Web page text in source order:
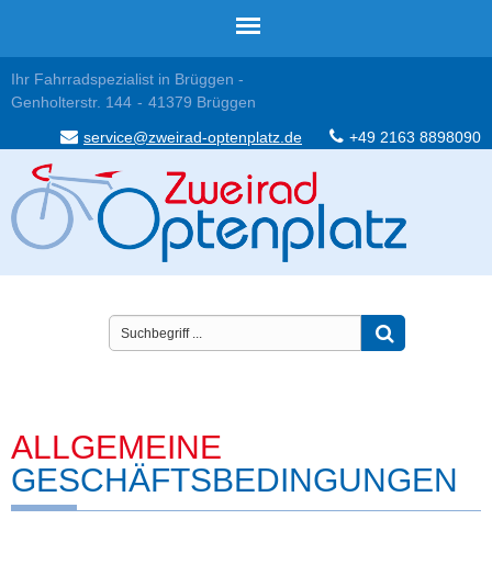
Ihr Fahrradspezialist in Brüggen -
Genholterstr. 144
41379 Brüggen
+49 2163 8898090
service@zweirad-optenplatz.de
ALLGEMEINE
GESCHÄFTSBEDINGUNGEN